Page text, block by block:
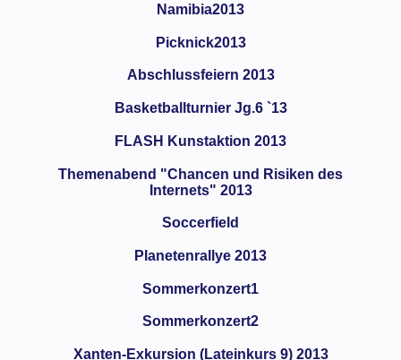
Namibia2013
Picknick2013
Abschlussfeiern 2013
Basketballturnier Jg.6 `13
FLASH Kunstaktion 2013
Themenabend "Chancen und Risiken des
Internets" 2013
Soccerfield
Planetenrallye 2013
Sommerkonzert1
Sommerkonzert2
Xanten-Exkursion (Lateinkurs 9) 2013